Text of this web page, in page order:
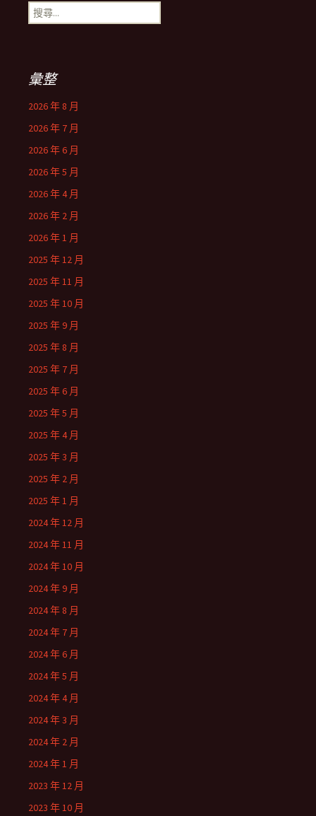
搜
尋
彙整
2026 年 8 月
2026 年 7 月
2026 年 6 月
2026 年 5 月
2026 年 4 月
2026 年 2 月
2026 年 1 月
2025 年 12 月
2025 年 11 月
2025 年 10 月
2025 年 9 月
2025 年 8 月
2025 年 7 月
2025 年 6 月
2025 年 5 月
2025 年 4 月
2025 年 3 月
2025 年 2 月
2025 年 1 月
2024 年 12 月
2024 年 11 月
2024 年 10 月
2024 年 9 月
2024 年 8 月
2024 年 7 月
2024 年 6 月
2024 年 5 月
2024 年 4 月
2024 年 3 月
2024 年 2 月
2024 年 1 月
2023 年 12 月
2023 年 10 月